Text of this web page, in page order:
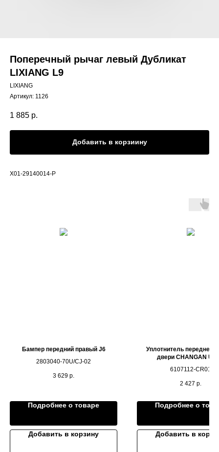
Поперечный рычаг левый Дубликат
LIXIANG L9
LIXIANG
Артикул: 1126
1 885 р.
Добавить в корзиину
X01-29140014-P
Бампер передний правый J6
2803040-70U/CJ-02
3 629 р.
Подробнее о товаре
Добавить в корзину
Уплотнитель передней
двери CHANGAN
6107112-CR01
2 427 р.
Подробнее о
Добавить в